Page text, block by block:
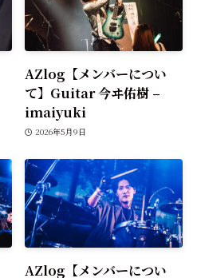
AZlog【メンバーについ
て】Guitar 今ヰ佑樹 –
imaiyuki
2026年5月9日
AZlog【メンバーについ